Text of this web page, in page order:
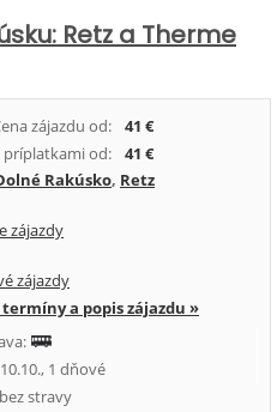
Retz a Therme
zájazdu od:
41 €
príplatkami od:
41 €
Rakúsko, Retz
zájazdy
zájazdy
a popis zájazdu »
1 dňové
stravy